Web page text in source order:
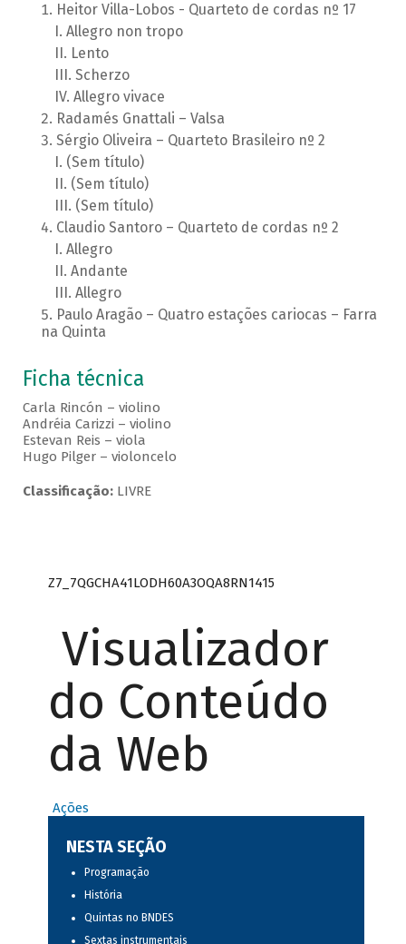
Heitor Villa-Lobos - Quarteto de cordas nº 17
Allegro non tropo
Lento
Scherzo
Allegro vivace
Radamés Gnattali – Valsa
Sérgio Oliveira – Quarteto Brasileiro nº 2
(Sem título)
(Sem título)
(Sem título)
Claudio Santoro – Quarteto de cordas nº 2
Allegro
Andante
Allegro
Paulo Aragão – Quatro estações cariocas – Farra
na Quinta
Ficha técnica
Carla Rincón – violino
Andréia Carizzi – violino
Estevan Reis – viola
Hugo Pilger – violoncelo
Classificação:LIVRE
Z7_7QGCHA41LODH60A3OQA8RN1415
Visualizador
do Conteúdo
da Web
Ações
NESTA SEÇÃO
Programação
História
Quintas no BNDES
Sextas instrumentais